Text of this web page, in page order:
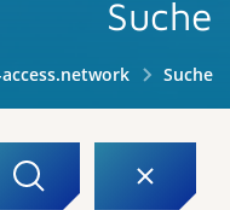
Suche
Suche